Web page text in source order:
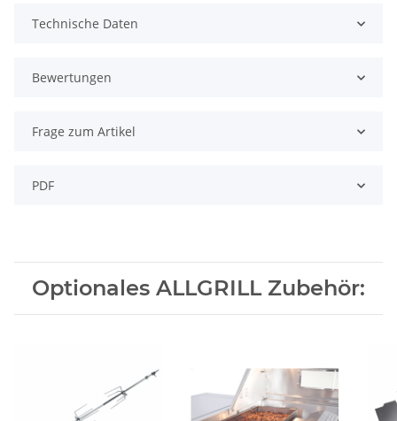
Technische Daten
Bewertungen
Frage zum Artikel
PDF
Optionales ALLGRILL Zubehör: